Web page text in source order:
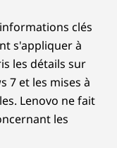
plus
les attributs
les
réelles varient et
les détails sur
et les mises à
Lenovo ne fait
les